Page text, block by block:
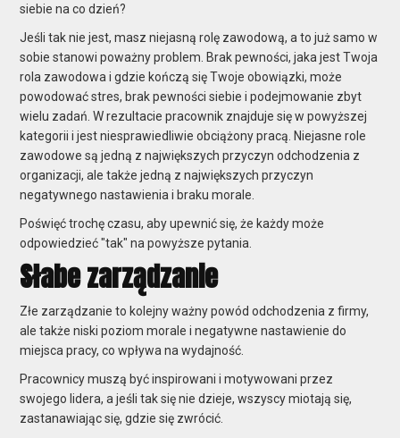
siebie na co dzień?
Jeśli tak nie jest, masz niejasną rolę zawodową, a to już samo w
sobie stanowi poważny problem. Brak pewności, jaka jest Twoja
rola zawodowa i gdzie kończą się Twoje obowiązki, może
powodować stres, brak pewności siebie i podejmowanie zbyt
wielu zadań. W rezultacie pracownik znajduje się w powyższej
kategorii i jest niesprawiedliwie obciążony pracą. Niejasne role
zawodowe są jedną z największych przyczyn odchodzenia z
organizacji, ale także jedną z największych przyczyn
negatywnego nastawienia i braku morale.
Poświęć trochę czasu, aby upewnić się, że każdy może
odpowiedzieć "tak" na powyższe pytania.
Słabe zarządzanie
Złe zarządzanie to kolejny ważny powód odchodzenia z firmy,
ale także niski poziom morale i negatywne nastawienie do
miejsca pracy, co wpływa na wydajność.
Pracownicy muszą być inspirowani i motywowani przez
swojego lidera, a jeśli tak się nie dzieje, wszyscy miotają się,
zastanawiając się, gdzie się zwrócić.